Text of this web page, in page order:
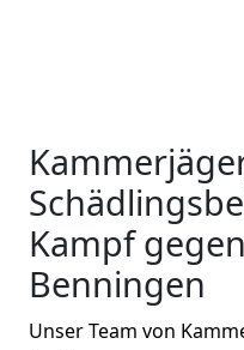
Kampf
Benningen
Unser Team von